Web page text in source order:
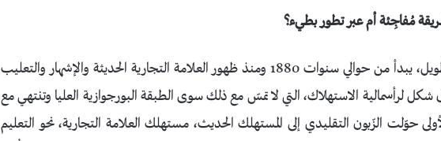
مُفاجِئة أم عبر تطور بطيء؟
مجتمع الاستهلاك له تاريخ طويل، يبدأ من حوالي سنوات 1880 ومنذ ظهور العلامة التجارية الحديثة والإشهار والتعليب
لرأسمالية الاستهلاك، التي لا تمسّ مع ذلك سوى الطبقة البورجوازية العليا وتنتهي مع
حوّلت الزّبون التقليدي إلى المستهلك الحديث، مستهلك العلامة التجارية، نحو التعليم